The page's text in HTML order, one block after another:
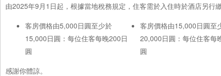
由2025年9月1日起，根據當地稅務規定，住客需於入住時於酒店另
客房價格由5,000日圓至少於
15,000日圓：每位住客每晚200日
圓
客房價格由15,000日圓至
20,000日圓：每位住客每
圓
感謝你體諒。